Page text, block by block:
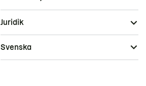
Juridik
Svenska